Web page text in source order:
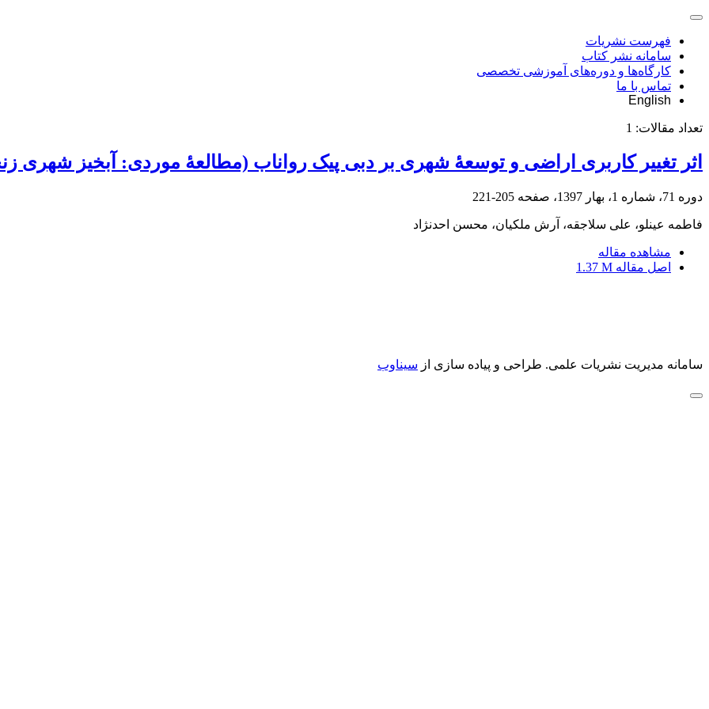
فهرست نشریات
سامانه نشر کتاب
کارگاه‌ها و دوره‌های آموزشی تخصصی
تماس با ما
English
تعداد مقالات: 1
اثر تغییر کاربری اراضی و توسعۀ شهری بر دبی پیک رواناب (مطالعۀ موردی: آبخیز شهری
دوره 71، شماره 1، بهار 1397، صفحه 205-221
فاطمه عینلو، علی سلاجقه، آرش ملکیان، محسن احدنژاد
مشاهده مقاله
اصل مقاله 1.37 M
سامانه مدیریت نشریات علمی. طراحی و پیاده سازی از سیناوب